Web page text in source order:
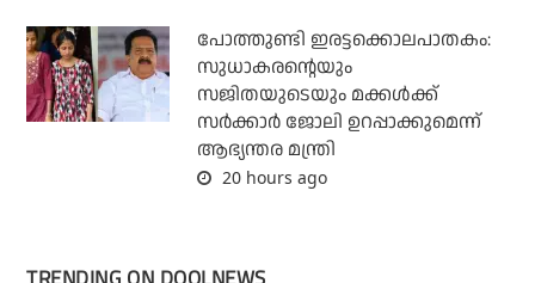
പോത്തുണ്ടി ഇരട്ടക്കൊലപാതകം:
സുധാകരന്റെയും
സജിതയുടെയും മക്കള്‍ക്ക്
സര്‍ക്കാര്‍ ജോലി ഉറപ്പാക്കുമെന്ന്
ആഭ്യന്തര മന്ത്രി
20 hours ago